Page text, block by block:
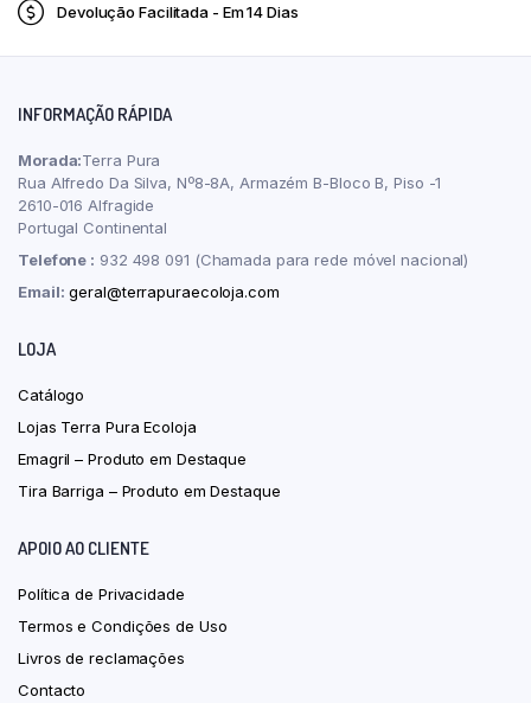
Devolução Facilitada - Em 14 Dias
INFORMAÇÃO RÁPIDA
Morada:Terra Pura
Rua Alfredo Da Silva, Nº8-8A, Armazém B-Bloco B, Piso -1
2610-016 Alfragide
Portugal Continental
Telefone : 932 498 091 (Chamada para rede móvel nacional)
Email: geral@terrapuraecoloja.com
LOJA
Catálogo
Lojas Terra Pura Ecoloja
Emagril – Produto em Destaque
Tira Barriga – Produto em Destaque
APOIO AO CLIENTE
Política de Privacidade
Termos e Condições de Uso
Livros de reclamações
Contacto